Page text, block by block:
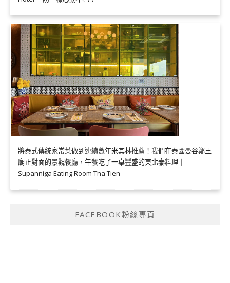
將泰式傳統家常菜做到連續數年米其林推薦！我們在泰國曼谷鄭王
廟正對面的景觀餐廳，午餐吃了一桌豐盛的東北泰料理｜
Supanniga Eating Room Tha Tien
FACEBOOK粉絲專頁